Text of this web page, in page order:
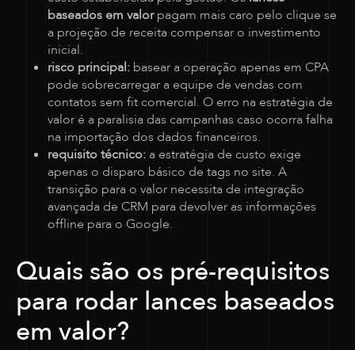
baseados em valorpagam mais caro pelo clique se
a projeção de receita compensar o investimento
inicial.
risco principal: basear a operação apenas em CPA
pode sobrecarregar a equipe de vendas com
contatos sem fit comercial. O erro na estratégia de
valor é a paralisia das campanhas caso ocorra falha
na importação dos dados financeiros.
requisito técnico: a estratégia de custo exige
apenas o disparo básico de tags no site. A
transição para o valor necessita de integração
avançada de CRM para devolver as informações
offline para o Google.
Quais são os pré-requisitos
para rodar lances baseados
em valor?